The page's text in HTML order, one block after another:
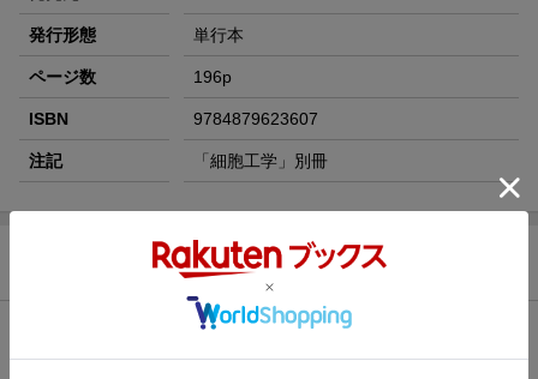
発行形態 単行本
ページ数 196p
ISBN 9784879623607
注記 「細胞工学」別冊